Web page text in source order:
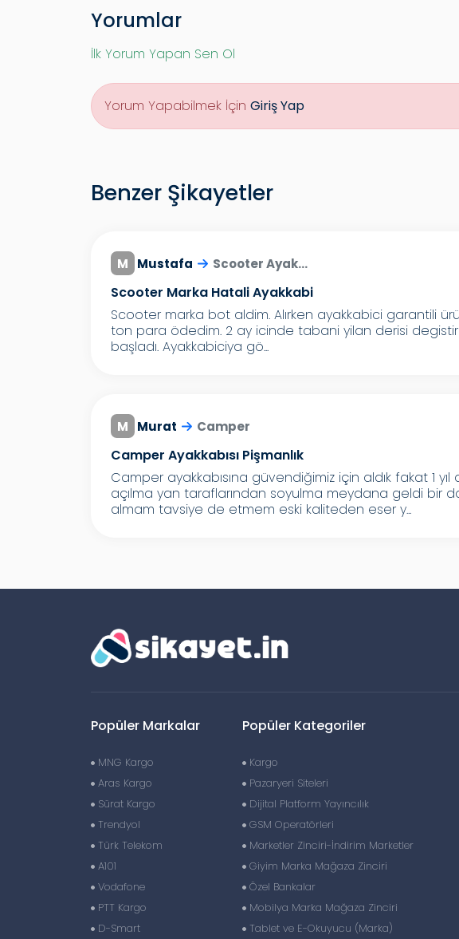
Yorumlar
İlk Yorum Yapan Sen Ol
Yorum Yapabilmek İçin Giriş Yap
Benzer Şikayetler
M Mustafa Scooter Ayak...
Scooter Marka Hatali Ayakkabi
Scooter marka bot aldim. Alırken ayakkabici garantili
ton para ödedim. 2 ay icinde tabani yilan derisi
başladı. Ayakkabiciya gö...
M Murat Camper
Camper Ayakkabısı Pişmanlık
Camper ayakkabısına güvendiğimiz için aldık fakat 1
açılma yan taraflarından soyulma meydana geldi bir
almam tavsiye de etmem eski kaliteden eser y...
Popüler Markalar
MNG Kargo
Aras Kargo
Sürat Kargo
Trendyol
Türk Telekom
A101
Vodafone
PTT Kargo
D-Smart
Popüler Kategoriler
Kargo
Pazaryeri Siteleri
Dijital Platform Yayıncılık
GSM Operatörleri
Marketler Zinciri-İndirim Marketler
Giyim Marka Mağaza Zinciri
Özel Bankalar
Mobilya Marka Mağaza Zinciri
Tablet ve E-Okuyucu (Marka)